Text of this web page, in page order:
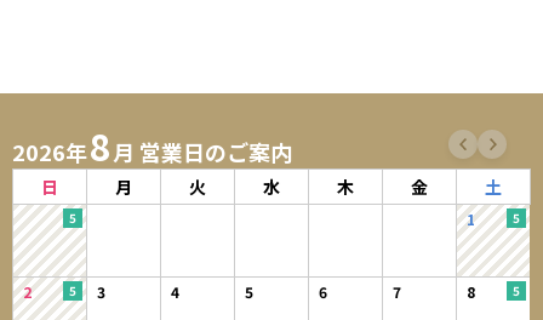
2026年8月 営業日のご案内
日 月 火 水 木 金 土
1
2 3 4 5 6 7 8